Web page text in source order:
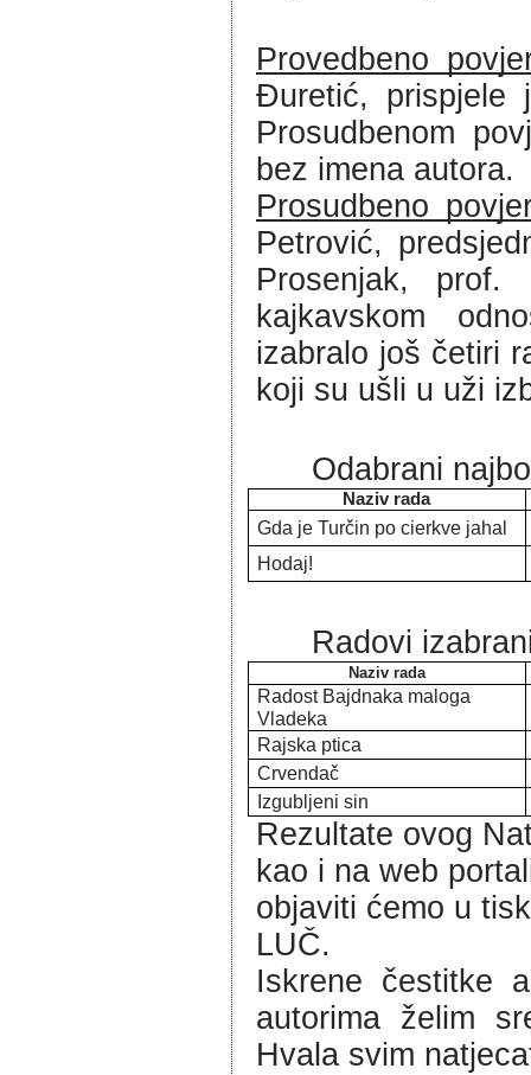
Provedbeno
Đuretić, prispjele
Prosudbenom
bez imena autora.
Prosudbeno
Petrović,
Prosenjak,
kajkavskom
izabralo još četiri
koji su ušli u uži
Odabrani
Naziv rada
Gda je Turčin po cierkve jahal
Hodaj!
Radovi
Naziv rada
Radost Bajdnaka maloga
Vladeka
Rajska ptica
Crvendač
Izgubljeni sin
Rezultate ovog
kao i na web
objaviti ćemo u
LUČ.
Iskrene čestitke
autorima želim
Hvala svim